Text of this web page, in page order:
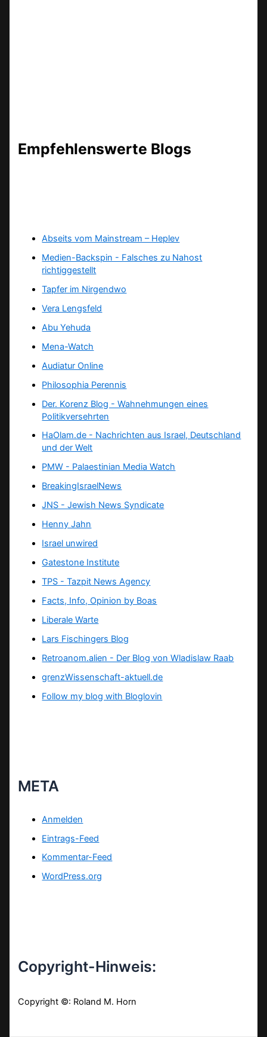
Empfehlenswerte Blogs
Abseits vom Mainstream – Heplev
Medien-Backspin - Falsches zu Nahost
richtiggestellt
Tapfer im Nirgendwo
Vera Lengsfeld
Abu Yehuda
Mena-Watch
Audiatur Online
Philosophia Perennis
Der. Korenz Blog - Wahnehmungen eines
Politikversehrten
HaOlam.de - Nachrichten aus Israel, Deutschland
und der Welt
PMW - Palaestinian Media Watch
BreakingIsraelNews
JNS - Jewish News Syndicate
Henny Jahn
Israel unwired
Gatestone Institute
TPS -Tazpit News Agency
Facts, Info, Opinion by Boas
Liberale Warte
Lars Fischingers Blog
Retroanom.alien - Der Blog von Wladislaw Raab
grenzWissenschaft-aktuell.de
Follow my blog with Bloglovin
META
Anmelden
Eintrags-Feed
Kommentar-Feed
WordPress.org
Copyright-Hinweis:
Copyright ©: Roland M. Horn